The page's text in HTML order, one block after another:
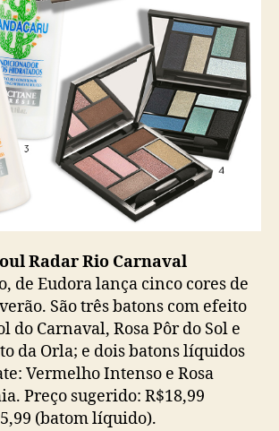
Radar Rio Carnaval
de Eudora lança cinco cores de
São três batons com efeito
do Carnaval, Rosa Pôr do Sol e
da Orla; e dois batons líquidos
Vermelho Intenso e Rosa
Preço sugerido: R$18,99
(batom líquido).